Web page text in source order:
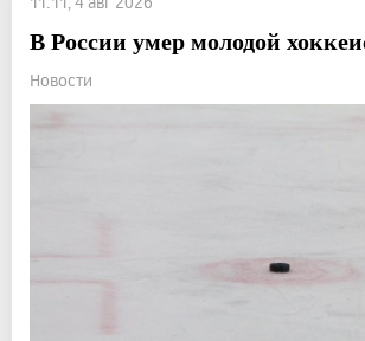
В России умер молодой
Новости